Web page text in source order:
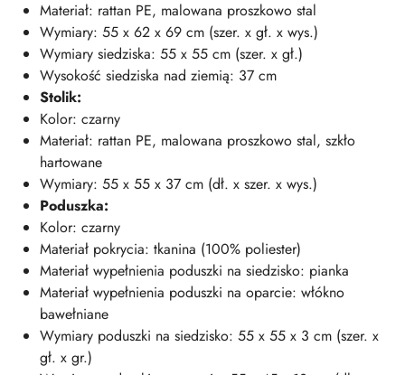
Materiał: rattan PE, malowana proszkowo stal
Wymiary: 55 x 62 x 69 cm (szer. x gł. x wys.)
Wymiary siedziska: 55 x 55 cm (szer. x gł.)
Wysokość siedziska nad ziemią: 37 cm
Stolik:
Kolor: czarny
Materiał: rattan PE, malowana proszkowo stal, szkło
hartowane
Wymiary: 55 x 55 x 37 cm (dł. x szer. x wys.)
Poduszka:
Kolor: czarny
Materiał pokrycia: tkanina (100% poliester)
Materiał wypełnienia poduszki na siedzisko: pianka
Materiał wypełnienia poduszki na oparcie: włókno
bawełniane
Wymiary poduszki na siedzisko: 55 x 55 x 3 cm (szer. x
gł. x gr.)